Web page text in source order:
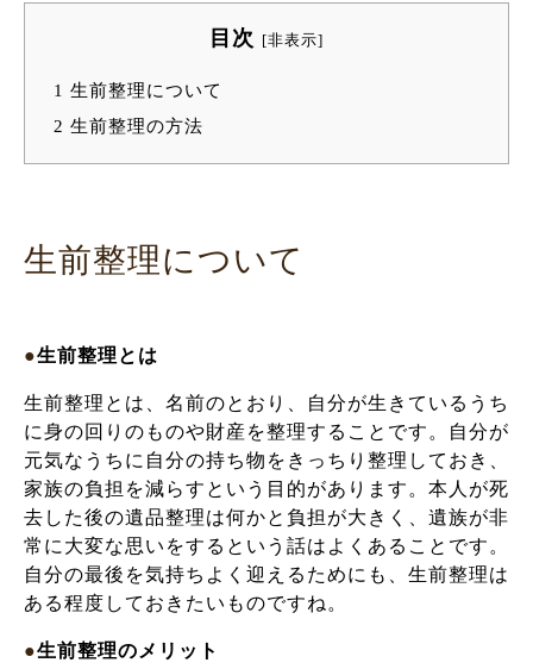
目次 [非表示]
1 生前整理について
2 生前整理の方法
生前整理について
●生前整理とは
生前整理とは、名前のとおり、自分が生きているうち
に身の回りのものや財産を整理することです。自分が
元気なうちに自分の持ち物をきっちり整理しておき、
家族の負担を減らすという目的があります。本人が死
去した後の遺品整理は何かと負担が大きく、遺族が非
常に大変な思いをするという話はよくあることです。
自分の最後を気持ちよく迎えるためにも、生前整理は
ある程度しておきたいものですね。
●生前整理のメリット